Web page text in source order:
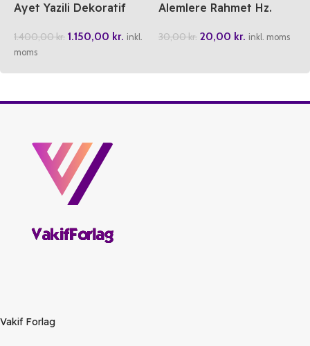
Ayet Yazili Dekoratif
1.400,00kr. 1.150,00 kr. inkl.
moms
Alemlere Rahmet Hz.
30,00kr. 20,00 kr. inkl. moms
Vakif Forlag